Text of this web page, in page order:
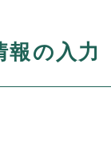
報の入力